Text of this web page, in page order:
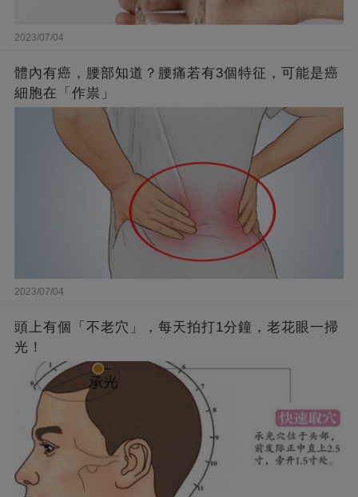
2023/07/04
體內有癌，腰部知道？腰痛若有3個特征，可能是癌
細胞在「作祟」
2023/07/04
頭上有個「不老穴」，每天拍打1分鐘，老花眼一掃
光！